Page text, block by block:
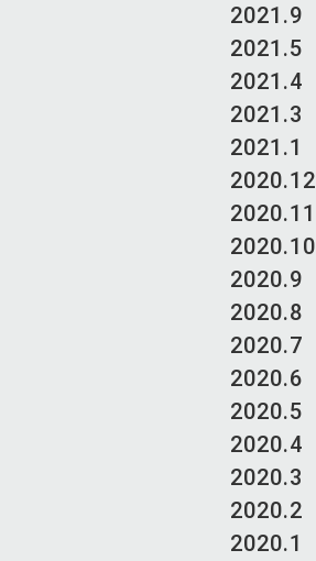
2021.9
2021.5
2021.4
2021.3
2021.1
2020.12
2020.11
2020.10
2020.9
2020.8
2020.7
2020.6
2020.5
2020.4
2020.3
2020.2
2020.1